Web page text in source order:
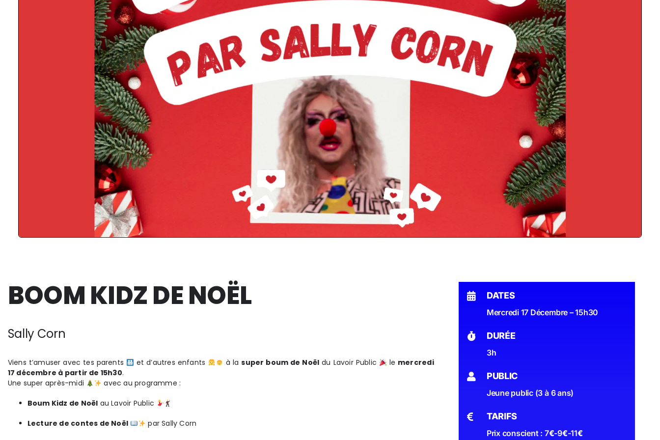
BOOM KIDZ DE NOËL
Sally Corn
Viens t’amuser avec tes parents et d’autres enfants à lasuper boum de Noël du Lavoir Public le mercredi
17 décembre à partir de 15h30.
Une super après-midi
avec au programme :
Boum Kidz de Noël au Lavoir Public
Lecture de contes de Noël par Sally Corn
DATES
Mercredi 17 Décembre – 15h30
DURÉE
3h
PUBLIC
Jeune public (3 à 6 ans)
TARIFS
Prix conscient : 7€-9€-11€